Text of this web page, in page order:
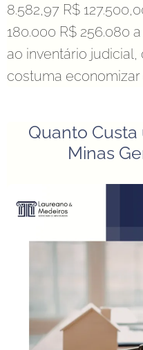
8.582,97 R$
180.000 R$ 256.080
ao inventário
costuma economizar
Quanto
Minas